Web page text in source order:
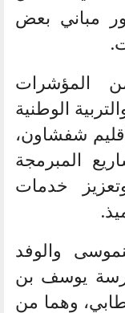
مباني بعض
المؤشرات
الوطنية
شفشاون،
المبرمجة
خدمات
والوفد
يوسف بن
وهما من